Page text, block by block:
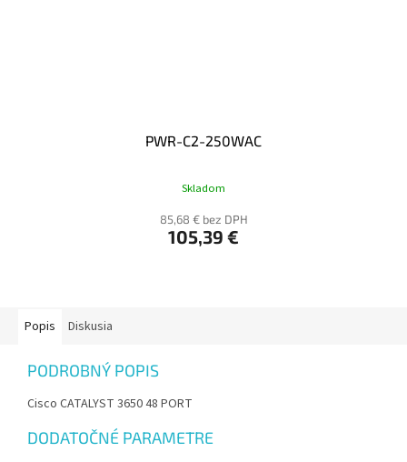
PWR-C2-250WAC
Skladom
85,68 € bez DPH
105,39 €
Popis Diskusia
PODROBNÝ POPIS
Cisco CATALYST 3650 48 PORT
DODATOČNÉ PARAMETRE